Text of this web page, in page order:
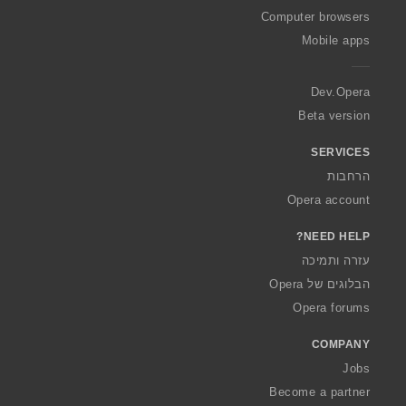
O
a
Computer browsers
Mobile apps
Dev.Opera
Beta version
SERVICES
הרחבות
Opera account
NEED HELP?
עזרה ותמיכה
הבלוגים של Opera
Opera forums
COMPANY
Jobs
Become a partner